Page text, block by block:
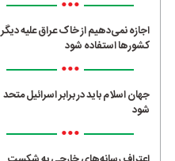
•••
اجازه نمی‌دهیم از خاک عراق علیه دیگر
کشورها استفاده شود
•••
جهان اسلام باید در برابر اسرائیل متحد
شود
•••